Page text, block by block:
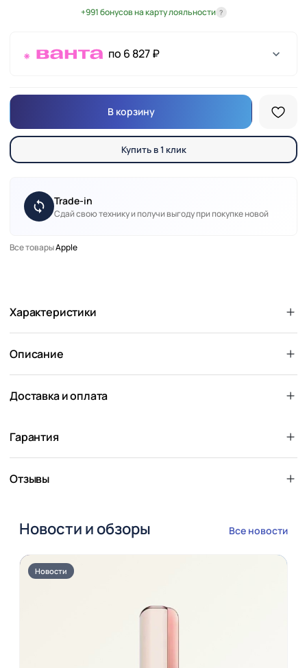
+991 бонусов на карту лояльности ?
по 6 827 ₽
В корзину
Купить в 1 клик
Trade-in
Сдай свою технику и получи выгоду при покупке новой
Все товарыApple
Характеристики
Описание
Доставка и оплата
Гарантия
Отзывы
Новости и обзоры Все новости
Новости